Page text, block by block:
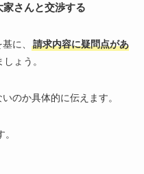
さんと交渉する
に、
請求内容に疑問点があ
しょう。
のか具体的に伝えます。
。